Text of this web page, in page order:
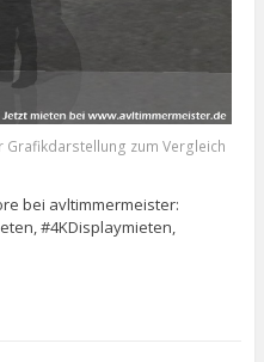
Grafikdarstellung zum Vergleich
bei avltimmermeister:
#4KDisplaymieten,